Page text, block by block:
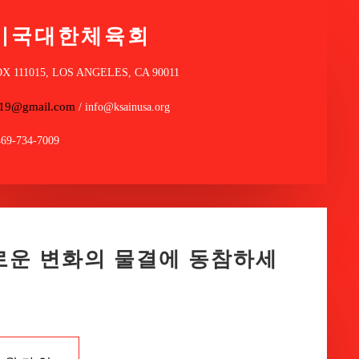
국대한체육회
111015, LOS ANGELES, CA 90011
/ info@ksainusa.org
734-7009
운 변화의 물결에 동참하세